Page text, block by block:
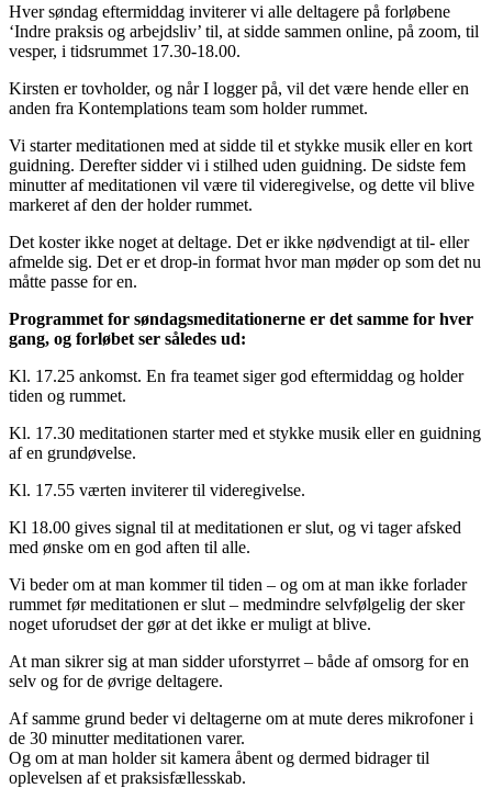
Hver søndag eftermiddag inviterer vi alle deltagere på forløbene
‘Indre praksis og arbejdsliv’ til, at sidde sammen online, på zoom, til
vesper, i tidsrummet 17.30-18.00.
Kirsten er tovholder, og når I logger på, vil det være hende eller en
anden fra Kontemplations team som holder rummet.
Vi starter meditationen med at sidde til et stykke musik eller en kort
guidning. Derefter sidder vi i stilhed uden guidning. De sidste fem
minutter af meditationen vil være til videregivelse, og dette vil blive
markeret af den der holder rummet.
Det koster ikke noget at deltage. Det er ikke nødvendigt at til- eller
afmelde sig. Det er et drop-in format hvor man møder op som det nu
måtte passe for en.
Programmet for søndagsmeditationerne er det samme for hver
gang, og forløbet ser således ud:
Kl. 17.25 ankomst. En fra teamet siger god eftermiddag og holder
tiden og rummet.
Kl. 17.30 meditationen starter med et stykke musik eller en guidning
af en grundøvelse.
Kl. 17.55 værten inviterer til videregivelse.
Kl 18.00 gives signal til at meditationen er slut, og vi tager afsked
med ønske om en god aften til alle.
Vi beder om at man kommer til tiden – og om at man ikke forlader
rummet før meditationen er slut – medmindre selvfølgelig der sker
noget uforudset der gør at det ikke er muligt at blive.
At man sikrer sig at man sidder uforstyrret – både af omsorg for en
selv og for de øvrige deltagere.
Af samme grund beder vi deltagerne om at mute deres mikrofoner i
de 30 minutter meditationen varer.
Og om at man holder sit kamera åbent og dermed bidrager til
oplevelsen af et praksisfællesskab.